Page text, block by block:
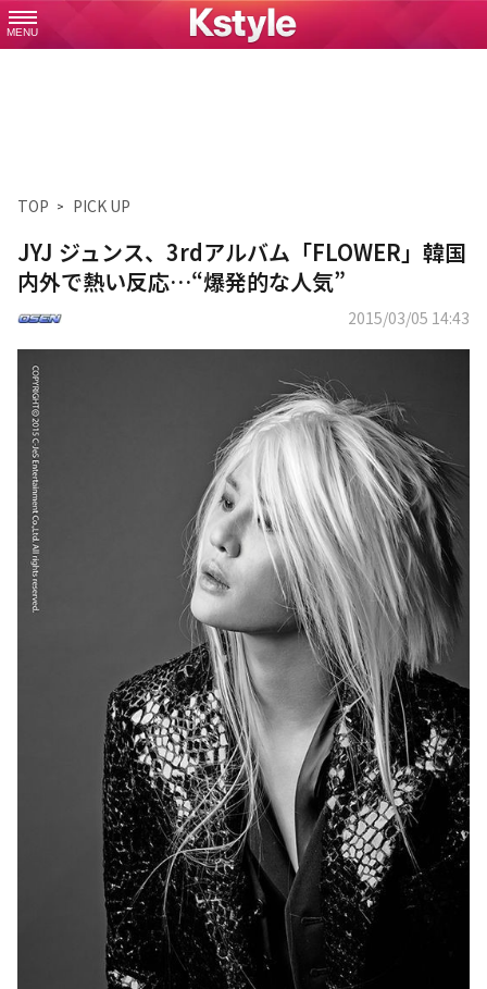
MENU
TOP PICK UP
JYJ ジュンス、3rdアルバム「FLOWER」韓国
内外で熱い反応…“爆発的な人気”
2015/03/05 14:43